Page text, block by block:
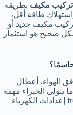
تركيب مكيف بطريقة
طاقة أقل،
مكيف جديد أو
صحيح هو استثمار
الهواء، أعطال
يتولى الخبراء مهمة
، يتم فحص كل تفصيلة بدقة—from إعدادات الكهرباء